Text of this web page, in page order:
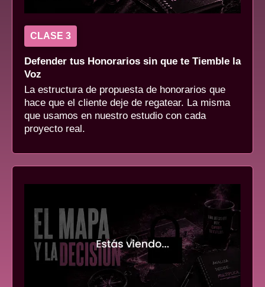
CLASE 3
Defender tus Honorarios sin que te Tiemble la
Voz
La estructura de propuesta de honorarios que
hace que el cliente deje de regatear. La misma
que usamos en nuestro estudio con cada
proyecto real.